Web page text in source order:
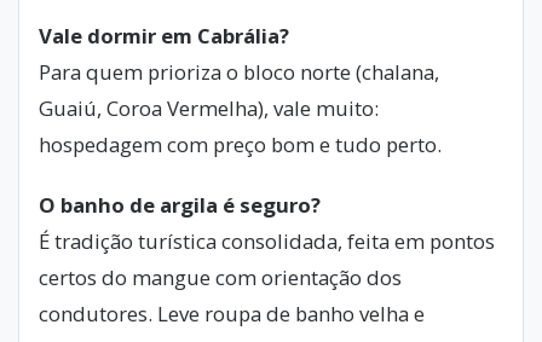
Vale dormir em Cabrália?
Para quem prioriza o bloco norte (chalana,
Guaiú, Coroa Vermelha), vale muito:
hospedagem com preço bom e tudo perto.
O banho de argila é seguro?
É tradição turística consolidada, feita em pontos
certos do mangue com orientação dos
condutores. Leve roupa de banho velha e